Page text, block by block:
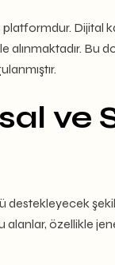
Dijital
Bu
ve
destekleyecek
özellikle